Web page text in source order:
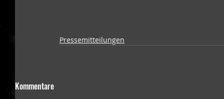
Pressemitteilungen
Kommentare